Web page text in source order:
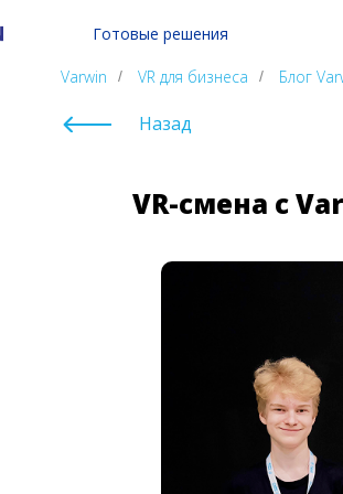
Готовые решения
Криминалистика VR Lab
Такелаж VR Lab
Hard
Varwin
/ VR для бизнеса / Блог
Назад
VR-смена с